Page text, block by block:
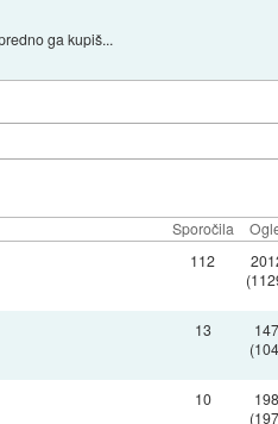
ga kupiš...
Sporočila
112
13
10